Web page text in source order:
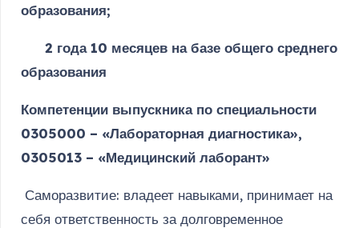
образования;
2 года 10 месяцев на базе общего среднего
образования
Компетенции выпускника по специальности
0305000 – «Лабораторная диагностика»,
0305013 – «Медицинский лаборант»
Саморазвитие: владеет навыками, принимает на
себя ответственность за долговременное